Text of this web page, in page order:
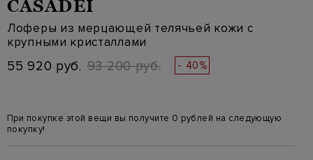
CASADEI
Лоферы из мерцающей телячьей кожи с
крупными кристаллами
55 920 руб. 93 200 руб. - 40%
При покупке этой вещи вы получите 0 рублей на следующую
покупку!